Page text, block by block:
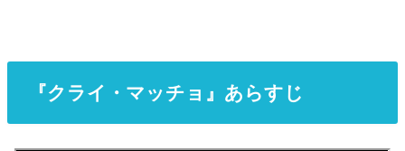
『クライ・マッチョ』あらすじ